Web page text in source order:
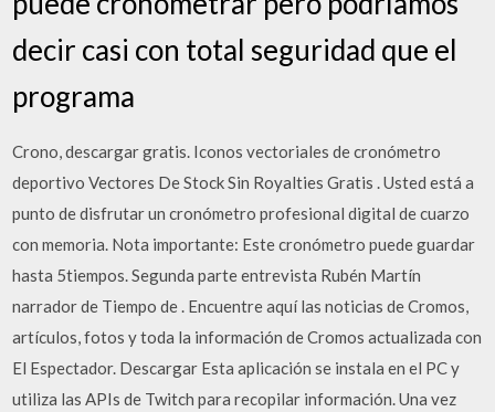
decir casi con total seguridad que el
programa
Crono, descargar gratis. Iconos vectoriales de cronómetro
deportivo Vectores De Stock Sin Royalties Gratis . Usted está a
punto de disfrutar un cronómetro profesional digital de cuarzo
con memoria. Nota importante: Este cronómetro puede guardar
hasta 5tiempos. Segunda parte entrevista Rubén Martín
narrador de Tiempo de . Encuentre aquí las noticias de Cromos,
artículos, fotos y toda la información de Cromos actualizada con
El Espectador. Descargar Esta aplicación se instala en el PC y
utiliza las APIs de Twitch para recopilar información. Una vez